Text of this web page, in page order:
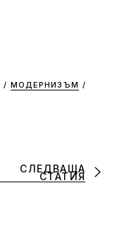
/ МОДЕРНИЗЪМ /
СЛЕДВАЩА
СТАТИЯ